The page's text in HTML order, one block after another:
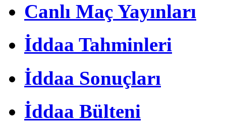
Canlı Maç Yayınları
İddaa Tahminleri
İddaa Sonuçları
İddaa Bülteni